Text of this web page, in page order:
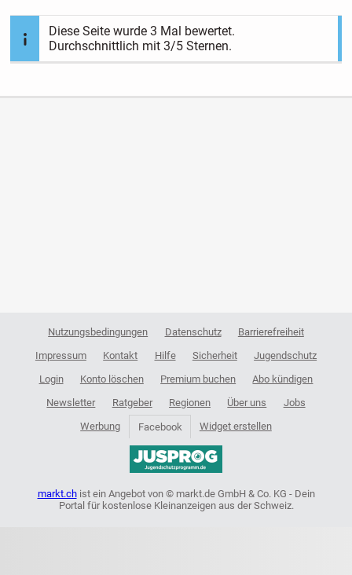
Diese Seite wurde3 Mal bewertet.
Durchschnittlich mit3/5 Sternen.
Nutzungsbedingungen Datenschutz
Barrierefreiheit
Impressum
Kontakt Hilfe Sicherheit
Jugendschutz
Login
Konto löschen Premium buchen
Abo kündigen
Newsletter
Ratgeber Regionen Über uns
Jobs
Werbung
Facebook Widget erstellen
markt.chist ein Angebot von © markt.de GmbH & Co. KG - Dein
Portal für kostenlose Kleinanzeigen aus der Schweiz.